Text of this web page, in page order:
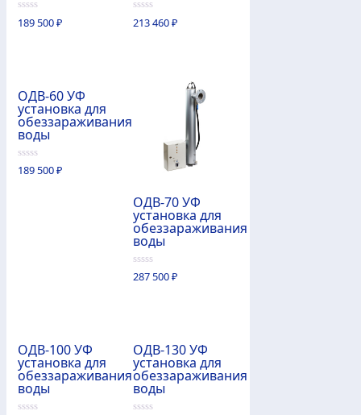
0
из
189 500₽
0
из
213 460₽
ОДВ-60 УФ
установка для
обеззараживания
воды
0
из
189 500₽
ОДВ-70 УФ
установка для
обеззараживания
воды
0
из
287 500₽
ОДВ-100 УФ
установка для
обеззараживания
воды
ОДВ-130 УФ
установка для
обеззараживания
воды